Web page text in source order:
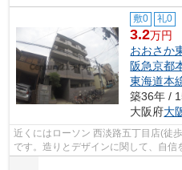
敷0 礼0
3.2万円
おおさか
阪急京都
東海道本
築36年 /
大阪府大
近くにはローソン 西淡路五丁目店(徒
です。造りとデザインに関して、自